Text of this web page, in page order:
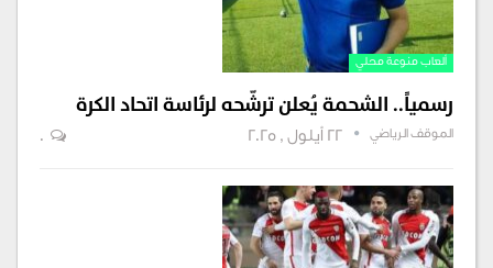
ألعاب منوعة محلي
رسمياً.. الشحمة يُعلن ترشّحه لرئاسة اتحاد الكرة
الموقف الرياضي 22 أيلول , 2025 0